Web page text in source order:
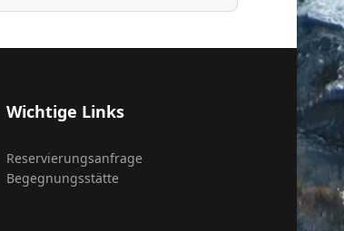
Wichtige Links
Reservierungsanfrage
Begegnungsstätte